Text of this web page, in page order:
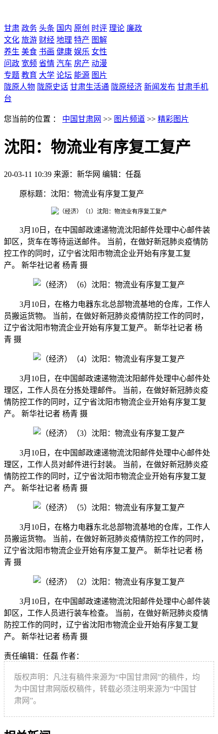
甘肃 政务 头条 国内 原创 时评 理论 廉政
文化 旅游 财经 地理 特产 图解
养生 美食 书画 健康 娱乐 女性
问政 宽频 省情 汽车 房产 动漫
专题 教育 大学 论坛 能源 图片
陇原人物 陇原史话 甘肃生活通 陇原经济 新闻发布 甘肃手机
台
您当前的位置 ： 中国甘肃网 >> 图片频道 >> 精彩图片
沈阳：物流业有序复工复产
20-03-11 10:39 来源：新华网 编辑：任磊
原标题：沈阳：物流业有序复工复产
3月10日，在中国邮政速递物流沈阳邮件处理中心邮件装
卸区，货车在等待运送邮件。 当前，在做好新冠肺炎疫情防
控工作的同时，辽宁省沈阳市物流企业开始有序复工复
产。 新华社记者 杨青 摄
3月10日，在格力电器东北总部物流基地的仓库，工作人
员搬运货物。 当前，在做好新冠肺炎疫情防控工作的同时，
辽宁省沈阳市物流企业开始有序复工复产。 新华社记者 杨
青 摄
3月10日，在中国邮政速递物流沈阳邮件处理中心邮件处
理区，工作人员在分拣处理邮件。 当前，在做好新冠肺炎疫
情防控工作的同时，辽宁省沈阳市物流企业开始有序复工复
产。 新华社记者 杨青 摄
3月10日，在中国邮政速递物流沈阳邮件处理中心邮件处
理区，工作人员对邮件进行封装。 当前，在做好新冠肺炎疫
情防控工作的同时，辽宁省沈阳市物流企业开始有序复工复
产。 新华社记者 杨青 摄
3月10日，在格力电器东北总部物流基地的仓库，工作人
员搬运货物。 当前，在做好新冠肺炎疫情防控工作的同时，
辽宁省沈阳市物流企业开始有序复工复产。 新华社记者 杨
青 摄
3月10日，在中国邮政速递物流沈阳邮件处理中心邮件装
卸区，工作人员进行装车检查。 当前，在做好新冠肺炎疫情
防控工作的同时，辽宁省沈阳市物流企业开始有序复工复
产。 新华社记者 杨青 摄
责任编辑：任磊 作者：
版权声明：凡注有稿件来源为“中国甘肃网”的稿件，均
为中国甘肃网版权稿件，转载必须注明来源为“中国甘
肃网”。